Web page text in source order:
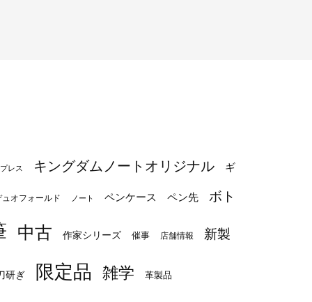
レス キングダムノートオリジナル ギ
ュオフォールド ノート ペンケース ペン先 ボト
中古 作家シリーズ 催事 店舗情報 新製
研ぎ 限定品 雑学 革製品